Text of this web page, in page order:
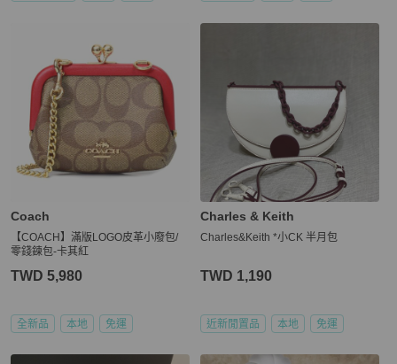
Coach
【COACH】滿版LOGO皮革小廢包/
零錢鍊包-卡其紅
TWD 5,980
全新品 本地 免運
Charles & Keith
Charles&Keith *小CK 半月包
TWD 1,190
近新閒置品 本地 免運